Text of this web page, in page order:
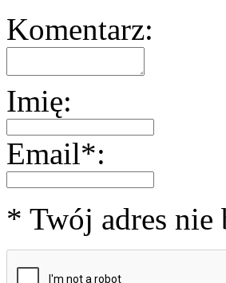
Komentarz:
Imię:
Email*:
* Twój adres